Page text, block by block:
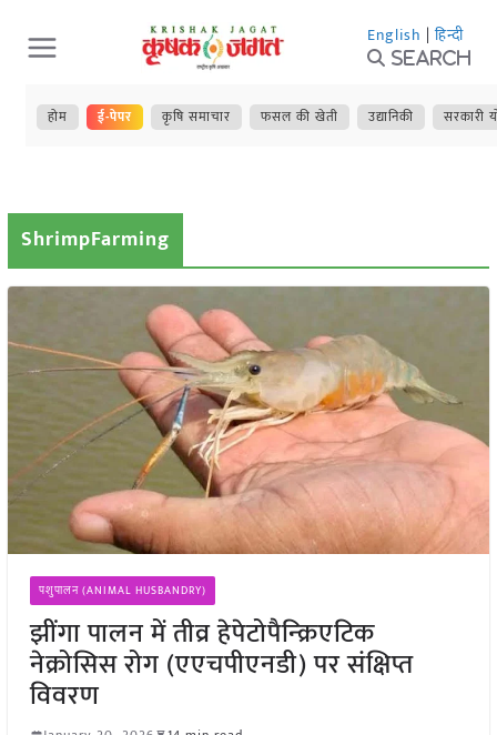
Skip
to
content
English | हिन्दी
Search
होम ई-पेपर कृषि समाचार फसल की खेती उद्यानिकी सरकारी
ShrimpFarming
पशुपालन (ANIMAL HUSBANDRY)
झींगा पालन में तीव्र हेपेटोपैन्क्रिएटिक
नेक्रोसिस रोग (एएचपीएनडी) पर संक्षिप्त
विवरण